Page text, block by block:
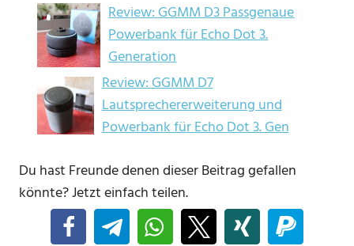
Review: GGMM D3 Passgenaue
Powerbank für Echo Dot 3.
Generation
Review: GGMM D7
Lautsprechererweiterung und
Powerbank für Echo Dot 3. Gen
Du hast Freunde denen dieser Beitrag gefallen
könnte? Jetzt einfach teilen.